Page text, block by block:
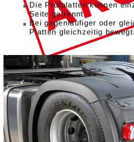
Die Prüfplatten können
Seite getrennt.
Bei gegenläufiger oder
Platten gleichzeitig